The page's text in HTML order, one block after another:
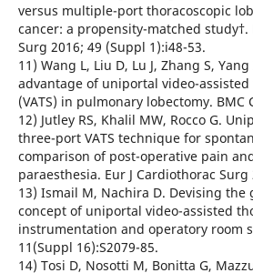
versus multiple-port thoracoscopic
cancer: a propensity-matched study†.
Surg 2016; 49 (Suppl 1):i48-53.
11) Wang L, Liu D, Lu J, Zhang S,
advantage of uniportal video-
(VATS) in pulmonary lobectomy. BMC
12) Jutley RS, Khalil MW, Rocco G.
three-port VATS technique for
comparison of post-operative pain
paraesthesia. Eur J Cardiothorac Surg
13) Ismail M, Nachira D. Devising the
concept of uniportal video-assisted
instrumentation and operatory room
11(Suppl 16):S2079-85.
14) Tosi D, Nosotti M, Bonitta G,